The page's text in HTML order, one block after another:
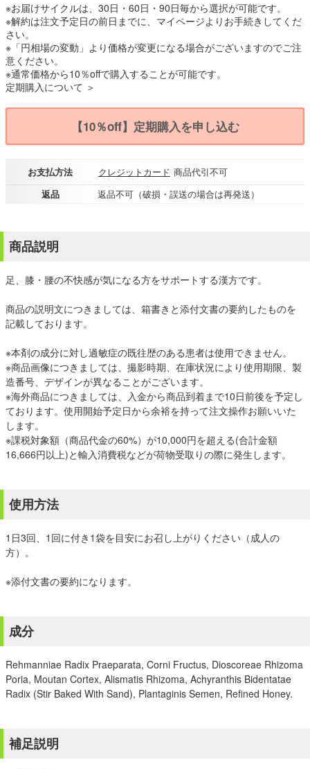
※お届けサイクルは、30日・60日・90日毎から選択が可能です。
※解約は注文予定日の前日までに、マイページよりお手続きしてくだ
さい。
※「円相場の変動」より価格が変更になる場合がございますのでご注
意ください。
※通常価格から10％offで購入することが可能です。
定期購入について ＞
【10％off】定期購入を申し込む
お支払方法 クレジットカード 商品代引不可
返品
返品不可（破損・誤送の場合は再発送）
商品説明
足、膝・腰の不快感が気になる方をサポートする漢方です。
商品の説明文につきましては、箱書きと添付文書の要約したものを
記載しております。
※本剤の成分に対し過敏症の既往歴のある患者は使用できません。
※商品画像につきましては、撮影時期、在庫状況により使用期限、製
造番号、デザインが異なることがございます。
※海外商品につきましては、入金から商品到着まで10日前後を予定し
ております。使用開始予定日から余裕を持って注文操作お願いいた
します。
※課税対象額（商品代金の60%）が10,000円を超える(合計金額
16,666円以上)と輸入消費税などが荷物受取りの際に発生します。
使用方法
1日3回、1回に付き1袋を目安にお召し上がりください（成人の
方）。
※添付文書の要約になります。
成分
Rehmanniae Radix Praeparata, Corni Fructus, Dioscoreae Rhizoma
Poria, Moutan Cortex, Alismatis Rhizoma, Achyranthis Bidentatae
Radix (Stir Baked With Sand), Plantaginis Semen, Refined Honey.
補足説明